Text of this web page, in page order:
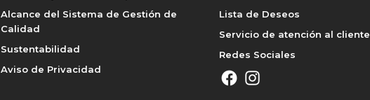
Alcance del Sistema de Gestión de
Calidad
Sustentabilidad
Aviso de Privacidad
Lista de Deseos
Servicio de atención al cliente
Redes Sociales